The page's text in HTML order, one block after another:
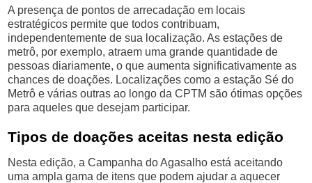
A presença de pontos de arrecadação em locais
estratégicos permite que todos contribuam,
independentemente de sua localização. As estações de
metrô, por exemplo, atraem uma grande quantidade de
pessoas diariamente, o que aumenta significativamente as
chances de doações. Localizações como a estação Sé do
Metrô e várias outras ao longo da CPTM são ótimas opções
para aqueles que desejam participar.
Tipos de doações aceitas nesta edição
Nesta edição, a Campanha do Agasalho está aceitando
uma ampla gama de itens que podem ajudar a aquecer